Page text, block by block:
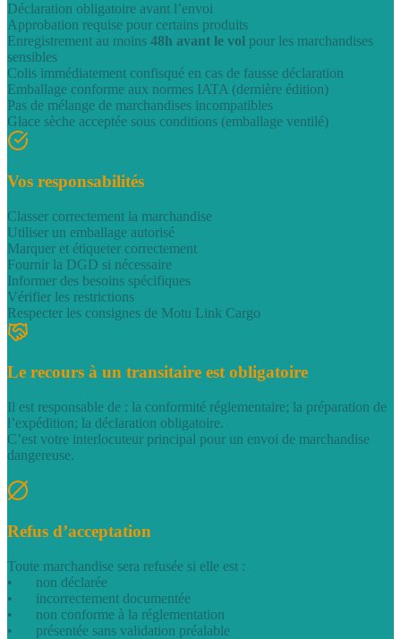
Déclaration obligatoire avant l’envoi
Approbation requise pour certains produits
Enregistrement au moins 48h avant le vol pour les marchandises
sensibles
Colis immédiatement confisqué en cas de fausse déclaration
Emballage conforme aux normes IATA (dernière édition)
Pas de mélange de marchandises incompatibles
Glace sèche acceptée sous conditions (emballage ventilé)
Vos responsabilités
Classer correctement la marchandise
Utiliser un emballage autorisé
Marquer et étiqueter correctement
Fournir la DGD si nécessaire
Informer des besoins spécifiques
Vérifier les restrictions
Respecter les consignes de Motu Link Cargo
Le recours à un transitaire est obligatoire
Il est responsable de : la conformité réglementaire; la préparation de
l’expédition; la déclaration obligatoire.
C’est votre interlocuteur principal pour un envoi de marchandise
dangereuse.
Refus d’acceptation
Toute marchandise sera refusée si elle est :
•
non déclarée
•
incorrectement documentée
•
non conforme à la réglementation
•
présentée sans validation préalable